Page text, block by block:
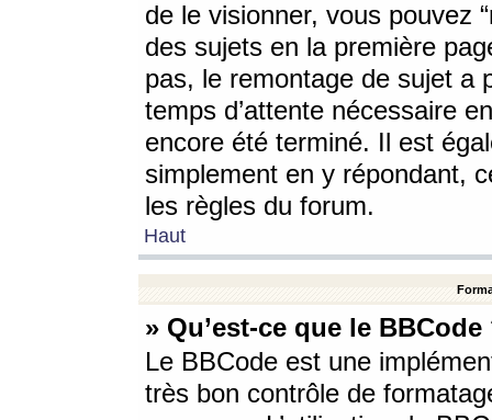
de le visionner, vous pouvez
des sujets en la première
pas, le remontage de sujet a
temps d’attente nécessaire
encore été terminé. Il est
simplement en y répondant,
les règles du forum.
Haut
» Qu’est-ce que le BBCode
Le BBCode est une
très bon contrôle de